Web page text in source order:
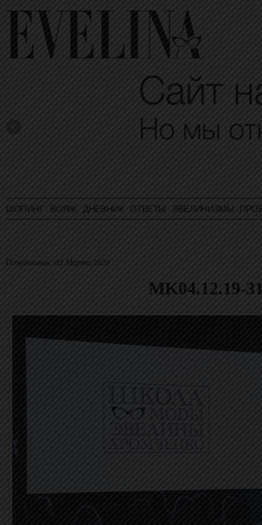
ШОПИНГ ВОЯЖ ДНЕВНИК ОТВЕТЫ ЭВЕЛИНИЗМЫ
Понедельник, 02 Марта 2020
MK04.12.19-